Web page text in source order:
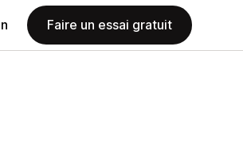
Faire un essai gratuit